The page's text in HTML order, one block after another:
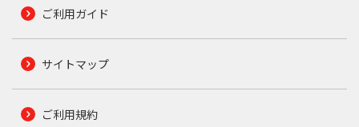
ご利用ガイド
サイトマップ
ご利用規約